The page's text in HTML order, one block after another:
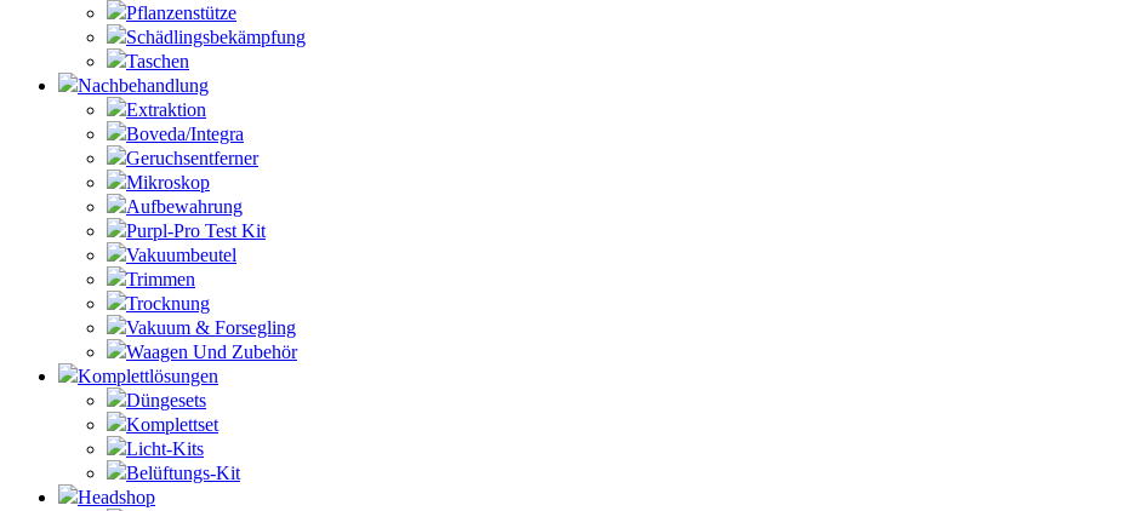
Pflanzenstütze
Schädlingsbekämpfung
Taschen
Nachbehandlung
Extraktion
Boveda/Integra
Geruchsentferner
Mikroskop
Aufbewahrung
Purpl-Pro Test Kit
Vakuumbeutel
Trimmen
Trocknung
Vakuum & Forsegling
Waagen Und Zubehör
Komplettlösungen
Düngesets
Komplettset
Licht-Kits
Belüftungs-Kit
Headshop